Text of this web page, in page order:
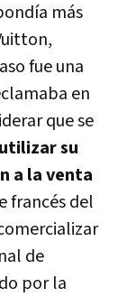
más
fue una
en
que se
su
a la venta
francés del
de
por la